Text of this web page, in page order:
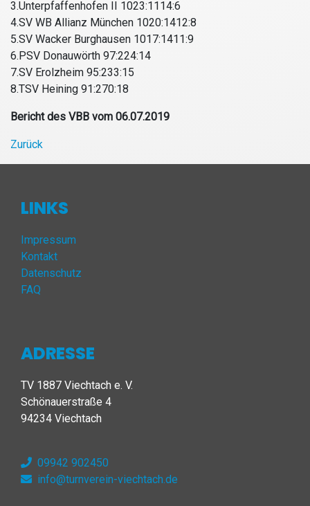
3.Unterpfaffenhofen II 1023:1114:6
4.SV WB Allianz München 1020:1412:8
5.SV Wacker Burghausen 1017:1411:9
6.PSV Donauwörth 97:224:14
7.SV Erolzheim 95:233:15
8.TSV Heining 91:270:18
Bericht des VBB vom 06.07.2019
Zurück
LINKS
Impressum
Kontakt
Datenschutz
FAQ
ADRESSE
TV 1887 Viechtach e. V.
Schönauerstraße 4
94234 Viechtach
09942 902450
info@turnverein-viechtach.de